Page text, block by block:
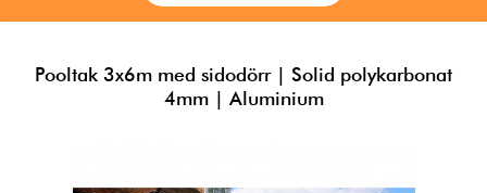
Pooltak 3x6m med sidodörr | Solid polykarbonat
4mm | Aluminium